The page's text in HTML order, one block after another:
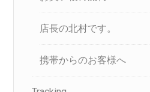
店長の北村です。
携帯からのお客様へ